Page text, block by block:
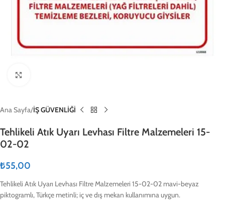
Ana Sayfa İŞ GÜVENLİĞİ
Tehlikeli Atık Uyarı Levhası Filtre Malzemeleri 15-
02-02
₺55,00
Tehlikeli Atık Uyarı Levhası Filtre Malzemeleri 15-02-02 mavi-beyaz
piktogramlı, Türkçe metinli; iç ve dış mekan kullanımına uygun.